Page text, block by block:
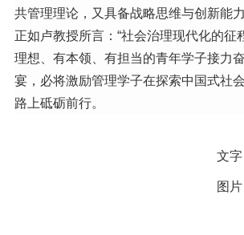
共管理理论，又具备战略思维与创新能
正如卢教授所言： “社会治理现代化的征
理想、有本领、有担当的青年学子接力奋
宴，必将激励管理学子在探索中国式社
路上砥砺前行。
文
图片